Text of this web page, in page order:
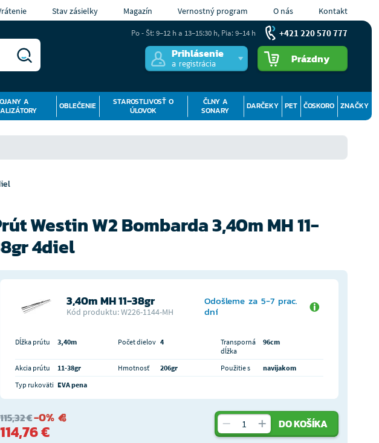
Stav zásielky Magazín Vernostný program O nás Kontakt
Prihlásenie
a registrácia Prázdny
A
OBLEČENIE
STAROSTLIVOSŤ O
ÚLOVOK
ČLNY A
SONARY
DARČEKY PET ČOSKORO ZNAČKY
Po - Št: 9–12 h a 13–15:30 h, Pia: 9–14 h +421 220 570 777
Westin W2 Bombarda 3,40m MH 11-
4diel
3,40m MH 11-38gr
Kód produktu: W226-1144-MH
Odošleme za 5-7 prac.
dní
Dĺžka prútu 3,40m Počet dielov 4
Transporná
dĺžka
96cm
Akcia prútu 11-38gr Hmotnosť 206gr Použitie s
navijakom
Typ rukoväti EVA pena
115,32 €-0%
114,76 € DO KOŠÍKA